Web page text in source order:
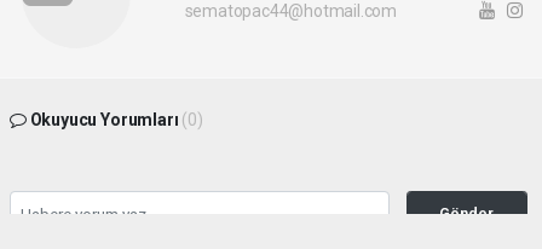
sematopac44@hotmail.com
Okuyucu Yorumları (0)
Gönder